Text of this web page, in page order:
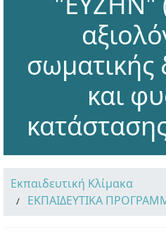
σωματικής
και
Εκπαιδευτική Κλίμακα
ΕΚΠΑΙΔΕΥΤΙΚΑ